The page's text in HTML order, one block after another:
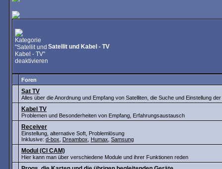
Satellit und Kabel - TV
Foren
Sat TV
Alles über die Anordnung und Empfang von Satelliten, die Suche und Einstellung
Kabel TV
Problemen und Besonderheiten von Empfang, Erfahrungsaustausch
Receiver
Einstellung, alternative Soft, Problemlösung
Inklusive: d-box Dreambox Humax Samsung
Modul (CI CAM)
Hier kann man über verschiedene Module und ihrer Funktionen reden